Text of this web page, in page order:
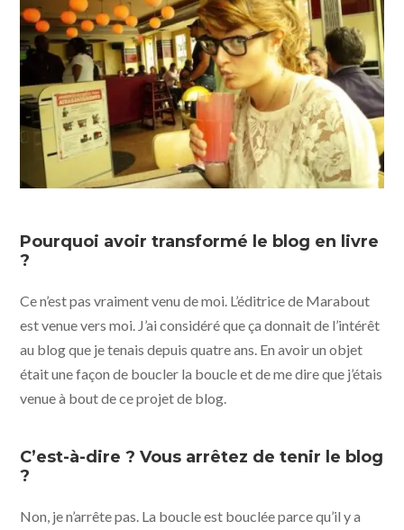
Pourquoi avoir transformé le blog en livre
?
Ce n’est pas vraiment venu de moi. L’éditrice de Marabout
est venue vers moi. J’ai considéré que ça donnait de l’intérêt
au blog que je tenais depuis quatre ans. En avoir un objet
était une façon de boucler la boucle et de me dire que j’étais
venue à bout de ce projet de blog.
C’est-à-dire ? Vous arrêtez de tenir le blog
?
Non, je n’arrête pas. La boucle est bouclée parce qu’il y a